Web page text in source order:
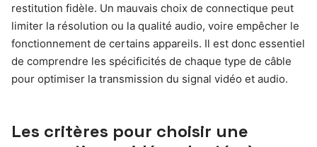
restitution fidèle. Un mauvais choix de connectique peut
limiter la résolution ou la qualité audio, voire empêcher le
fonctionnement de certains appareils. Il est donc essentiel
de comprendre les spécificités de chaque type de câble
pour optimiser la transmission du signal vidéo et audio.
Les critères pour choisir une